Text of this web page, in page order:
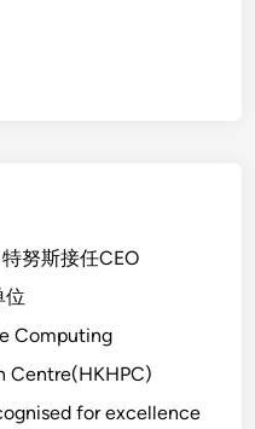
努斯接任CEO
位
Computing
Centre(HKHPC)
for excellence